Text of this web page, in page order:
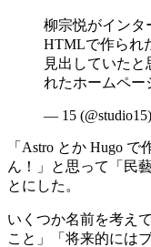
柳宗悦がインタ
HTMLで作られ
見出していた
れたホームペー
— 15 (@studio15)
「Astro とか Hugo
ん！」と思って「民
とにした。
いくつか名前を考え
こと」「将来的には